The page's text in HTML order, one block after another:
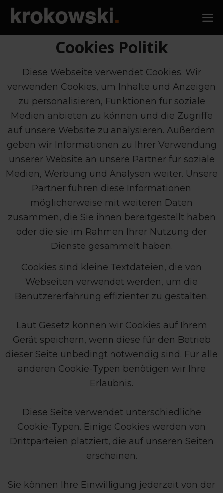
Zum
Inhalt
springen
Cookies Politik
Diese Webseite verwendet Cookies. Wir
verwenden Cookies, um Inhalte und Anzeigen
zu personalisieren, Funktionen für soziale
Medien anbieten zu können und die Zugriffe
auf unsere Website zu analysieren. Außerdem
geben wir Informationen zu Ihrer Verwendung
unserer Website an unsere Partner für soziale
Medien, Werbung und Analysen weiter. Unsere
Partner führen diese Informationen
möglicherweise mit weiteren Daten
zusammen, die Sie ihnen bereitgestellt haben
oder die sie im Rahmen Ihrer Nutzung der
Dienste gesammelt haben.
Cookies sind kleine Textdateien, die von
Webseiten verwendet werden, um die
Benutzererfahrung effizienter zu gestalten.
Laut Gesetz können wir Cookies auf Ihrem
Gerät speichern, wenn diese für den Betrieb
dieser Seite unbedingt notwendig sind. Für alle
anderen Cookie-Typen benötigen wir Ihre
Erlaubnis.
Diese Seite verwendet unterschiedliche
Cookie-Typen. Einige Cookies werden von
Drittparteien platziert, die auf unseren Seiten
erscheinen.
Sie können Ihre Einwilligung jederzeit von der